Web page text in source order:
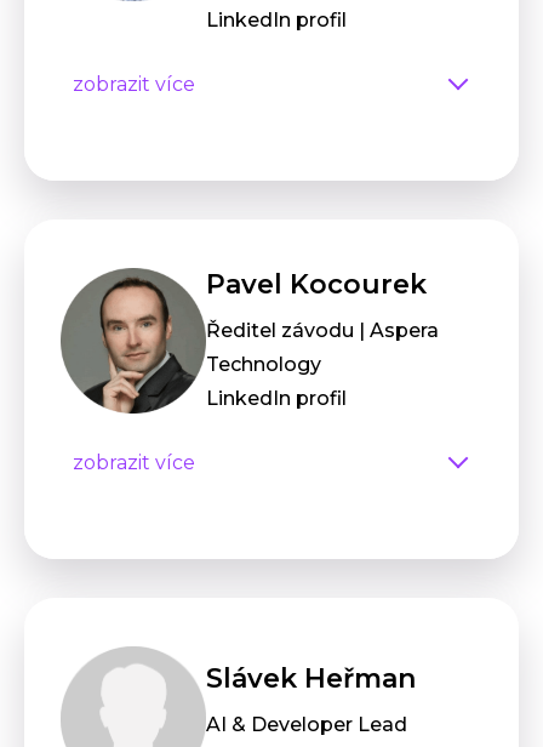
LinkedIn profil
zobrazit více
Pavel Kocourek
Ředitel závodu | Aspera
Technology
LinkedIn profil
zobrazit více
Slávek Heřman
AI & Developer Lead